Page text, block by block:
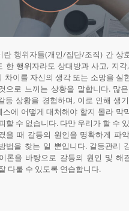
란 행위자들(개인/집단/조직) 간 상
한 행위자라도 상대방과 사고, 지각
차이를 자신의 생각 또는 소망을 실
으로 느끼는 상황을 말합니다. 많
등 상황을 경험하며, 이로 인해 생
스에 어떻게 대처해야 할지 몰라 막
할 수 없습니다. 다만 우리가 할 수
을 때 갈등의 원인을 명확하게 파
법을 찾는 일 뿐입니다. 갈등관리
론을 바탕으로 갈등의 원인 및 해
다룰 수 있도록 연습합니다.